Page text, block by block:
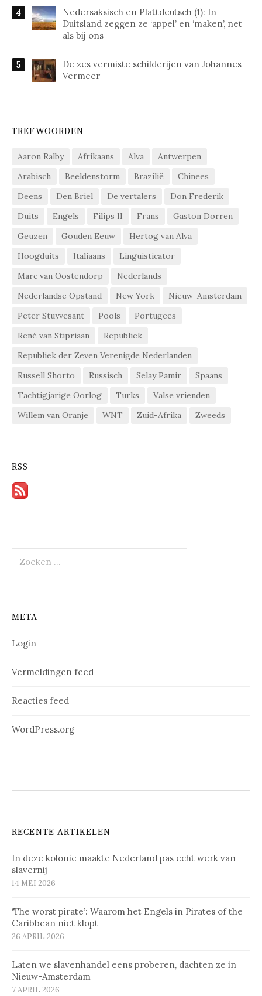
Nedersaksisch en Plattdeutsch (1): In
Duitsland zeggen ze ‘appel’ en ‘maken’, net
als bij ons
De zes vermiste schilderijen van Johannes
Vermeer
TREFWOORDEN
Aaron Ralby Afrikaans Alva
Antwerpen
Arabisch
Beeldenstorm Brazilië
Chinees
Deens
Den Briel De vertalers
Don Frederik
Duits
Engels Filips II Frans
Gaston Dorren
Geuzen
Gouden Eeuw
Hertog van Alva
Hoogduits
Italiaans
Linguisticator
Marc van Oostendorp
Nederlands
Nederlandse Opstand
New York
Nieuw-Amsterdam
Peter Stuyvesant
Pools
Portugees
René van Stipriaan
Republiek
Republiek der Zeven Verenigde Nederlanden
Russell Shorto
Russisch Selay Pamir
Spaans
Tachtigjarige Oorlog
Turks
Valse vrienden
Willem van Oranje
WNT Zuid-Afrika Zweeds
RSS
naar:
META
Login
Vermeldingen feed
Reacties feed
WordPress.org
RECENTE ARTIKELEN
In deze kolonie maakte Nederland pas echt werk van
slavernij
14 MEI 2026
‘The worst pirate’: Waarom het Engels in Pirates of the
Caribbean niet klopt
26 APRIL 2026
Laten we slavenhandel eens proberen, dachten ze in
Nieuw-Amsterdam
7 APRIL 2026